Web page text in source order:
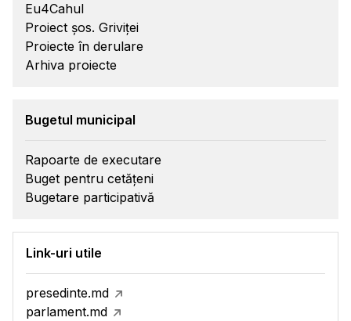
Eu4Cahul
Proiect șos. Griviței
Proiecte în derulare
Arhiva proiecte
Bugetul municipal
Rapoarte de executare
Buget pentru cetățeni
Bugetare participativă
Link-uri utile
presedinte.md
parlament.md